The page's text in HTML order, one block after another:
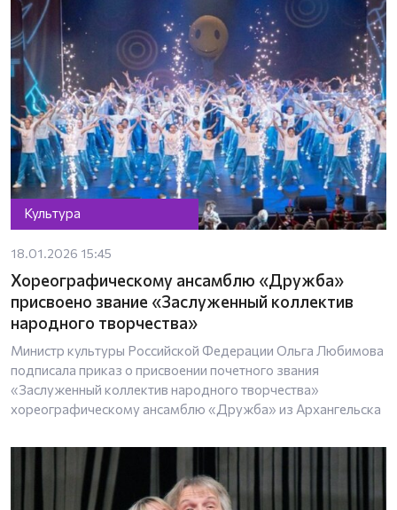
Культура
18.01.2026 15:45
Хореографическому ансамблю «Дружба»
присвоено звание «Заслуженный коллектив
народного творчества»
Министр культуры Российской Федерации Ольга Любимова
подписала приказ о присвоении почетного звания
«Заслуженный коллектив народного творчества»
хореографическому ансамблю «Дружба» из Архангельска